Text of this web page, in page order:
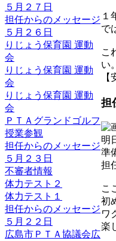
５月２７日
担任からのメッセージ
５月２６日
りじょう保育園 運動
会
りじょう保育園 運動
会
りじょう保育園 運動
会
ＰＴＡグランドゴルフ
授業参観
担任からのメッセージ
５月２３日
不審者情報
体力テスト２
体力テスト１
担任からのメッセージ
５月２２日
広島市ＰＴＡ協議会広
１
で
こ
い。
担
明
準
担
こ
初
ワ
楽